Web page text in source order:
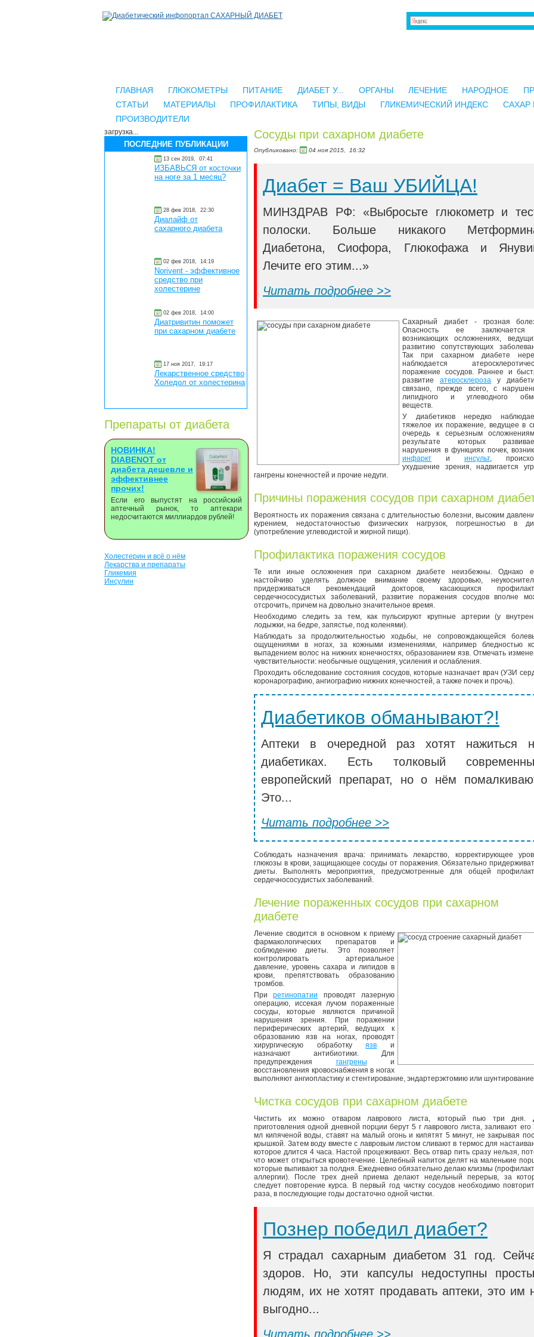
ГЛАВНАЯ ГЛЮКОМЕТРЫ ПИТАНИЕ ДИАБЕТ У... ОРГАНЫ ЛЕЧЕНИЕ НАРОДНОЕ
СТАТЬИ
МАТЕРИАЛЫ ПРОФИЛАКТИКА ТИПЫ, ВИДЫ ГЛИКЕМИЧЕСКИЙ ИНДЕКС САХАР
ПРОИЗВОДИТЕЛИ
загрузка...
ПОСЛЕДНИЕ ПУБЛИКАЦИИ
13 сен 2019, 07:41
ИЗБАВЬСЯ от косточки
на ноге за 1 месяц?
28 фев 2018, 22:30
Диалайф от
сахарного диабета
02 фев 2018, 14:19
Norivent - эффективное
средство при
холестерине
02 фев 2018, 14:00
Диатривитин поможет
при сахарном диабете
17 ноя 2017, 19:17
Лекарственное средство
Холедол от холестерина
Препараты от диабета
НОВИНКА!
DIABENOT от
диабета дешевле и
эффективнее
прочих!
Если его выпустят на российский
аптечный рынок, то аптекари
недосчитаются миллиардов рублей!
Холестерин и всё о нём
Лекарства и препараты
Гликемия
Инсулин
Сосуды при сахарном диабете
Опубликовано: 04 ноя 2015, 16:32
Диабет = Ваш УБИЙЦА!
МИНЗДРАВ РФ: «Выбросьте глюкометр и
полоски. Больше никакого
Диабетона, Сиофора, Глюкофажа и
Лечите его этим...»
Читать подробнее >>
Сахарный диабет - грозная
Опасность ее
возникающих осложнениях,
развитию сопутствующих
Так при сахарном диабете
наблюдается
поражение сосудов. Раннее и
развитие атеросклероза у
связано, прежде всего, с
липидного и углеводного
веществ.
У диабетиков нередко
тяжелое их поражение, ведущее в
очередь к серьезным
результате которых
нарушения в функциях почек,
инфаркт и инсульт,
ухудшение зрения, надвигается
гангрены конечностей и прочие недуги.
Причины поражения сосудов при сахарном
Вероятность их поражения связана с длительностью болезни, высоким
курением, недостаточностью физических нагрузок, погрешностью в
(употребление углеводистой и жирной пищи).
Профилактика поражения сосудов
Те или иные осложнения при сахарном диабете неизбежны. Однако
настойчиво уделять должное внимание своему здоровью,
придерживаться рекомендаций докторов, касающихся
сердечнососудистых заболеваний, развитие поражения сосудов вполне
отсрочить, причем на довольно значительное время.
Необходимо следить за тем, как пульсируют крупные артерии (у
лодыжки, на бедре, запястье, под коленями).
Наблюдать за продолжительностью ходьбы, не сопровождающейся
ощущениями в ногах, за кожными изменениями, например бледностью
выпадением волос на нижних конечностях, образованием язв. Отмечать
чувствительности: необычные ощущения, усиления и ослабления.
Проходить обследование состояния сосудов, которые назначает врач (УЗИ
коронарографию, ангиографию нижних конечностей, а также почек и прочь).
Диабетиков обманывают?!
Аптеки в очередной раз хотят нажиться
диабетиках. Есть толковый
европейский препарат, но о нём
Это...
Читать подробнее >>
Соблюдать назначения врача: принимать лекарство, корректирующее
глюкозы в крови, защищающее сосуды от поражения. Обязательно
диеты. Выполнять мероприятия, предусмотренные для общей
сердечнососудистых заболеваний.
Лечение пораженных сосудов при сахарном
диабете
Лечение сводится в основном к приему
фармакологических препаратов и
соблюдению диеты. Это позволяет
контролировать артериальное
давление, уровень сахара и липидов в
крови, препятствовать образованию
тромбов.
Приретинопатии проводят лазерную
операцию, иссекая лучом пораженные
сосуды, которые являются причиной
нарушения зрения. При поражении
периферических артерий, ведущих к
образованию язв на ногах, проводят
хирургическую обработкуязв и
назначают антибиотики. Для
предупреждения гангрены и
восстановления кровоснабжения в ногах
выполняют ангиопластику и стентирование, эндартерэктомию или
Чистка сосудов при сахарном диабете
Чистить их можно отваром лаврового листа, который пью три дня.
приготовления одной дневной порции берут 5 г лаврового листа, заливают его
мл кипяченой воды, ставят на малый огонь и кипятят 5 минут, не закрывая
крышкой. Затем воду вместе с лавровым листом сливают в термос для
которое длится 4 часа. Настой процеживают. Весь отвар пить сразу нельзя,
что может открыться кровотечение. Целебный напиток делят на маленькие
которые выпивают за полдня. Ежедневно обязательно делаю клизмы
аллергии). После трех дней приема делают недельный перерыв, за
следует повторение курса. В первый год чистку сосудов необходимо
раза, в последующие годы достаточно одной чистки.
Познер победил диабет?
Я страдал сахарным диабетом 31 год.
здоров. Но, эти капсулы недоступны
людям, их не хотят продавать аптеки, это им
выгодно...
Читать подробнее >>